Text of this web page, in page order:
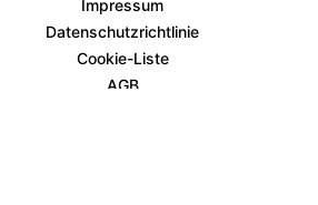
Impressum
Datenschutzrichtlinie
Cookie-Liste
AGB